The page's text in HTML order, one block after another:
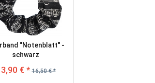
"Notenblatt" -
schwarz
€ * 16,50 € *